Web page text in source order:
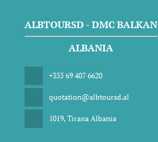
ALBTOURSD - DMC BALKAN
ALBANIA
+355 69 407 6620
quotation@albtoursd.al
1019, Tirana Albania